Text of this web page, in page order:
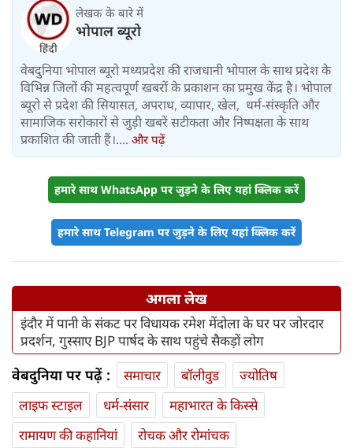
लेखक के बारे में
भोपाल ब्यूरो
वेबदुनिया भोपाल ब्यूरो मध्यप्रदेश की राजधानी भोपाल के साथ प्रदेश के
विभिन्न जिलों की महत्वपूर्ण खबरों के प्रकाशन का प्रमुख केंद्र है। भोपाल
ब्यूरो से प्रदेश की सियासत, अपराध, व्यापार, खेल, धर्म-संस्कृति और
सामाजिक सरोकारों से जुड़ी खबरें सटीकता और निष्पक्षता के साथ
प्रकाशित की जाती हैं।.... और पढ़ें
हमारे साथ WhatsApp पर जुड़ने के लिए यहां क्लिक करें
हमारे साथ Telegram पर जुड़ने के लिए यहां क्लिक करें
अगला लेख
इंदौर में पानी के संकट पर विधायक रमेश मेंदोला के घर पर जोरदार
प्रदर्शन, गुस्‍साए BJP पार्षद के साथ पहुंचे सैकड़ों लोग
वेबदुनिया पर पढ़ें : समाचार बॉलीवुड
ज्योतिष
लाइफ स्‍टाइल
धर्म-संसार
महाभारत के किस्से
रामायण की कहानियां
रोचक और रोमांचक